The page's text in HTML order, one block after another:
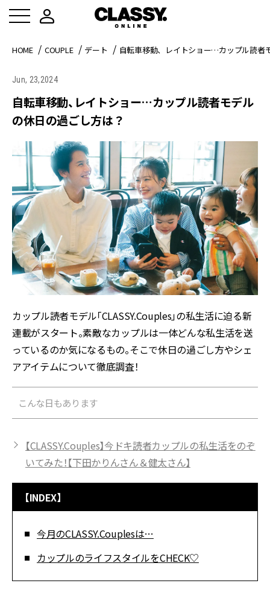
HOME COUPLE デート 自転車移動、レイトショー…カップル読者
Jun, 23,2024
自転車移動、レイトショー…カップル読者モデル
の休日の過ごし方は？
カップル読者モデル「CLASSY.Couples」の私生活に迫る新
連載がスタート。素敵なカップルは一体どんな私生活を送
っているのか気になるもの。そこで休日の過ごし方やシェ
アアイテムについて徹底調査！
こんな日もあります
【CLASSY.Couples】今ドキ読者カップルの私生活をのぞ
いてみた！【下田かりんさん＆健太さん】
【INDEX】
今月のCLASSY.Couplesは…
カップルのライフスタイルをCHECK♡